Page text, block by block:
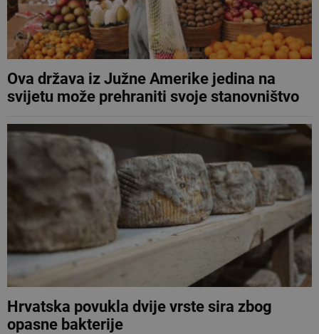
Ova država iz Južne Amerike jedina na
svijetu može prehraniti svoje stanovništvo
Hrvatska povukla dvije vrste sira zbog
opasne bakterije